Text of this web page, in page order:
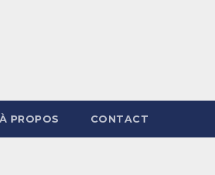
À PROPOS CONTACT